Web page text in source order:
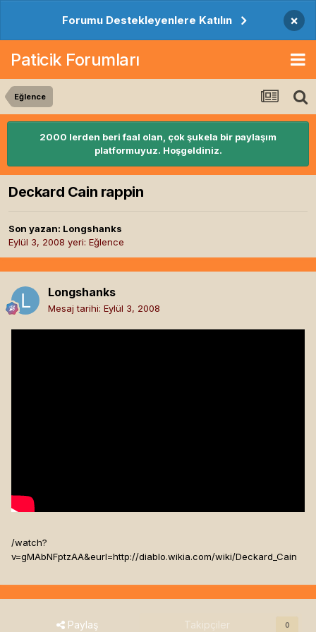
Forumu Destekleyenlere Katılın ×
Paticik Forumları
Eğlence
2000 lerden beri faal olan, çok şukela bir paylaşım
platformuyuz. Hoşgeldiniz.
Deckard Cain rappin
Son yazan: Longshanks
Eylül 3, 2008 yeri: Eğlence
Longshanks
Mesaj tarihi: Eylül 3, 2008
/watch?
v=gMAbNFptzAA&eurl=http://diablo.wikia.com/wiki/Deckard_Cain
Paylaş Takipçiler 0